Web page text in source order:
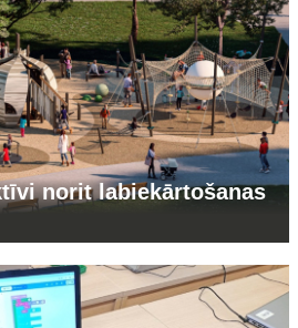
norit labiekārtošanas